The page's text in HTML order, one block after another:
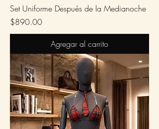
Set Uniforme Después de la Medianoche
Precio
$890.00
Agregar al carrito